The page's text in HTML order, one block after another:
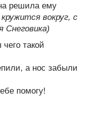
решила ему
вокруг, с
такой
а нос забыли
помогу!